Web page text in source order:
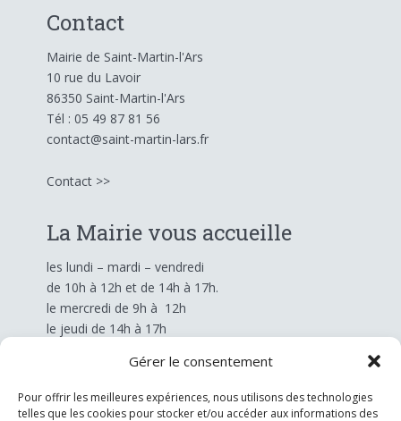
Gérer le consentement
Pour offrir les meilleures expériences, nous utilisons des technologies
telles que les cookies pour stocker et/ou accéder aux informations des
Contact
Mairie de Saint-Martin-l'Ars
10 rue du Lavoir
86350 Saint-Martin-l'Ars
Tél : 05 49 87 81 56
contact@saint-martin-lars.fr
Contact >>
La Mairie vous accueille
les lundi – mardi – vendredi
de 10h à 12h et de 14h à 17h.
le mercredi de 9h à 12h
le jeudi de 14h à 17h
Les démarches administratives >>